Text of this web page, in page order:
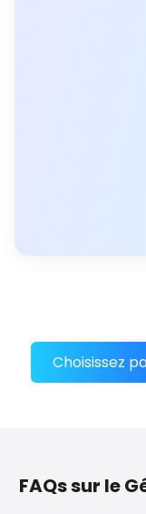
Choisissez
FAQs sur le